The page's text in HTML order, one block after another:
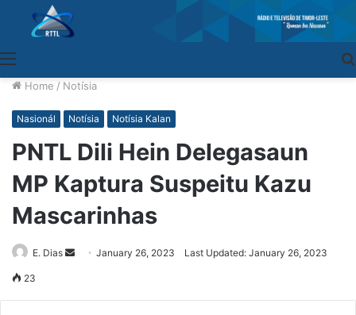
Home / Notísia
Nasionál Notísia Notísia Kalan
PNTL Dili Hein Delegasaun
MP Kaptura Suspeitu Kazu
Mascarinhas
E. Dias
SendJanuary 26, 2023 Last Updated: January 26, 2023
23